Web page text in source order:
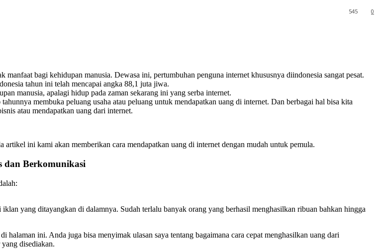
0
545
bagi kehidupan manusia. Dewasa ini, pertumbuhan penguna internet khususnya diindonesia sangat pesat.
tahun ini telah mencapai angka 88,1 juta jiwa.
manusia, apalagi hidup pada zaman sekarang ini yang serba internet.
membuka peluang usaha atau peluang untuk mendapatkan uang di internet. Dan berbagai hal bisa kita
atau mendapatkan uang dari internet.
artikel ini kami akan memberikan cara mendapatkan uang di internet dengan mudah untuk pemula.
dan Berkomunikasi
yang ditayangkan di dalamnya. Sudah terlalu banyak orang yang berhasil menghasilkan ribuan bahkan hingga
halaman ini. Anda juga bisa menyimak ulasan saya tentang bagaimana cara cepat menghasilkan uang dari
disediakan.